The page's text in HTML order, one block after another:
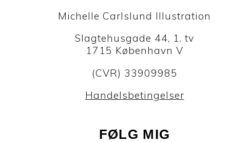
Michelle Carlslund Illustration
Slagtehusgade 44, 1. tv
1715 København V
(CVR) 33909985
Handelsbetingelser
FØLG MIG